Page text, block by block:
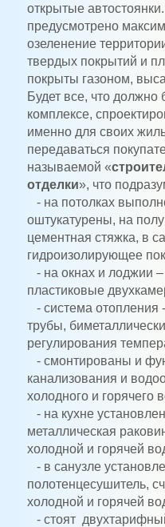
открытые
предусмотрено
озеленение
твердых покрытий и
покрыты газоном,
Будет все, что
комплексе,
именно для своих
передаваться
называемой «
отделки», что
- на потолках
оштукатурены, на
цементная стяжка, в
гидроизолирующее
- на окнах и лоджии
пластиковые
- система отопления
трубы,
регулирования
- смонтированы и
канализования и
холодного и горячего
- на кухне
металлическая
холодной и горячей
- в санузле
полотенцесушитель,
холодной и горячей
- стоят